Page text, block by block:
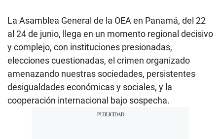
La Asamblea General de la OEA en Panamá, del 22
al 24 de junio, llega en un momento regional decisivo
y complejo, con instituciones presionadas,
elecciones cuestionadas, el crimen organizado
amenazando nuestras sociedades, persistentes
desigualdades económicas y sociales, y la
cooperación internacional bajo sospecha.